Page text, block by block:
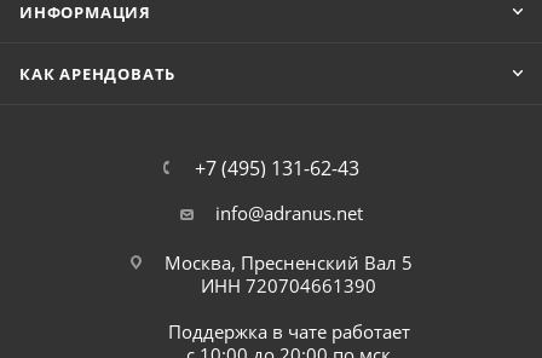
ИНФОРМАЦИЯ
КАК АРЕНДОВАТЬ
+7 (495) 131-62-43
info@adranus.net
Москва, Пресненский Вал 5
ИНН 720704661390
Поддержка в чате работает